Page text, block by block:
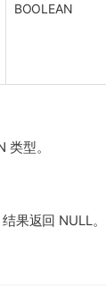
BOOLEAN
类型。
果返回 NULL。